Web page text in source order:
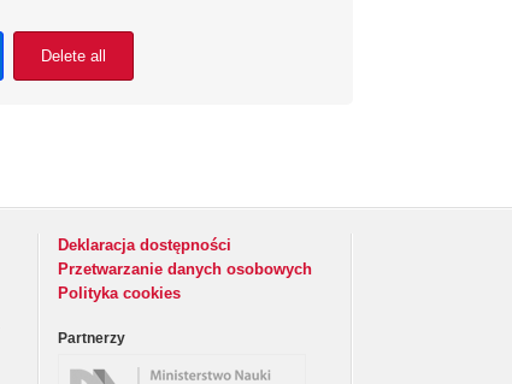
Delete all
Deklaracja dostępności
Przetwarzanie danych osobowych
Polityka cookies
Partnerzy